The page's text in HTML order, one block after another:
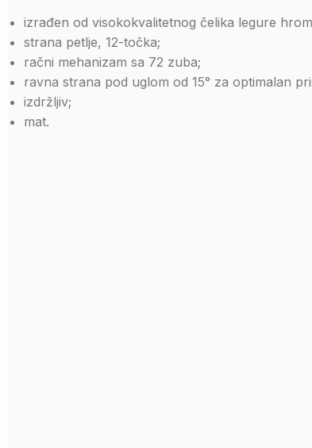
izrađen od visokokvalitetnog čelika legure
strana petlje, 12-točka;
račni mehanizam sa 72 zuba;
ravna strana pod uglom od 15° za optimalan
izdržljiv;
mat.